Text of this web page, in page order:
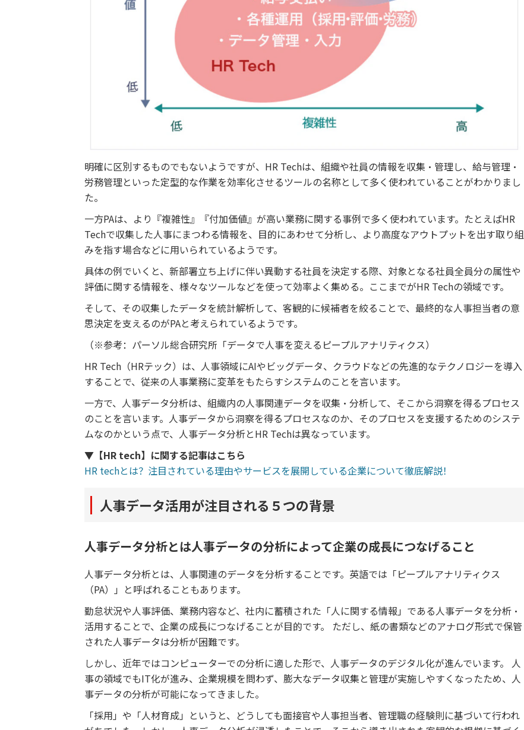
明確に区別するものでもないようですが、HR Techは、組織や社員の情報を収集・管理し、給与管理・
労務管理といった定型的な作業を効率化させるツールの名称として多く使われていることがわかりまし
た。
一方PAは、より『複雑性』『付加価値』が高い業務に関する事例で多く使われています。たとえばHR
Techで収集した人事にまつわる情報を、目的にあわせて分析し、より高度なアウトプットを出す取り組
みを指す場合などに用いられているようです。
具体の例でいくと、新部署立ち上げに伴い異動する社員を決定する際、対象となる社員全員分の属性や
評価に関する情報を、様々なツールなどを使って効率よく集める。ここまでがHR Techの領域です。
そして、その収集したデータを統計解析して、客観的に候補者を絞ることで、最終的な人事担当者の意
思決定を支えるのがPAと考えられているようです。
（※参考：パーソル総合研究所「データで人事を変えるピープルアナリティクス）
HR Tech（HRテック）は、人事領域にAIやビッグデータ、クラウドなどの先進的なテクノロジーを導入
することで、従来の人事業務に変革をもたらすシステムのことを言います。
一方で、人事データ分析は、組織内の人事関連データを収集・分析して、そこから洞察を得るプロセス
のことを言います。人事データから洞察を得るプロセスなのか、そのプロセスを支援するためのシステ
ムなのかという点で、人事データ分析とHR Techは異なっています。
▼【HR tech】に関する記事はこちら
HR techとは？注目されている理由やサービスを展開している企業について徹底解説！
人事データ活用が注目される５つの背景
人事データ分析とは人事データの分析によって企業の成長につなげること
人事データ分析とは、人事関連のデータを分析することです。英語では「ピープルアナリティクス
（PA）」と呼ばれることもあります。
勤怠状況や人事評価、業務内容など、社内に蓄積された「人に関する情報」である人事データを分析・
活用することで、企業の成長につなげることが目的です。 ただし、紙の書類などのアナログ形式で保管
された人事データは分析が困難です。
しかし、近年ではコンピューターでの分析に適した形で、人事データのデジタル化が進んでいます。 人
事の領域でもIT化が進み、企業規模を問わず、膨大なデータ収集と管理が実施しやすくなったため、人
事データの分析が可能になってきました。
「採用」や「人材育成」というと、どうしても面接官や人事担当者、管理職の経験則に基づいて行われ